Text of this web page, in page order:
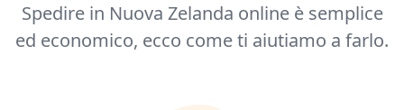
Spedire in Nuova Zelanda online è semplice
ed economico, ecco come ti aiutiamo a farlo.